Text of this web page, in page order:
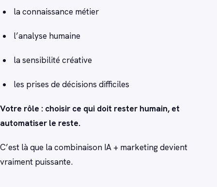
la connaissance métier
l’analyse humaine
la sensibilité créative
les prises de décisions difficiles
Votre rôle : choisir ce qui doit rester humain, et
automatiser le reste.
C’est là que la combinaison IA + marketing devient
vraiment puissante.